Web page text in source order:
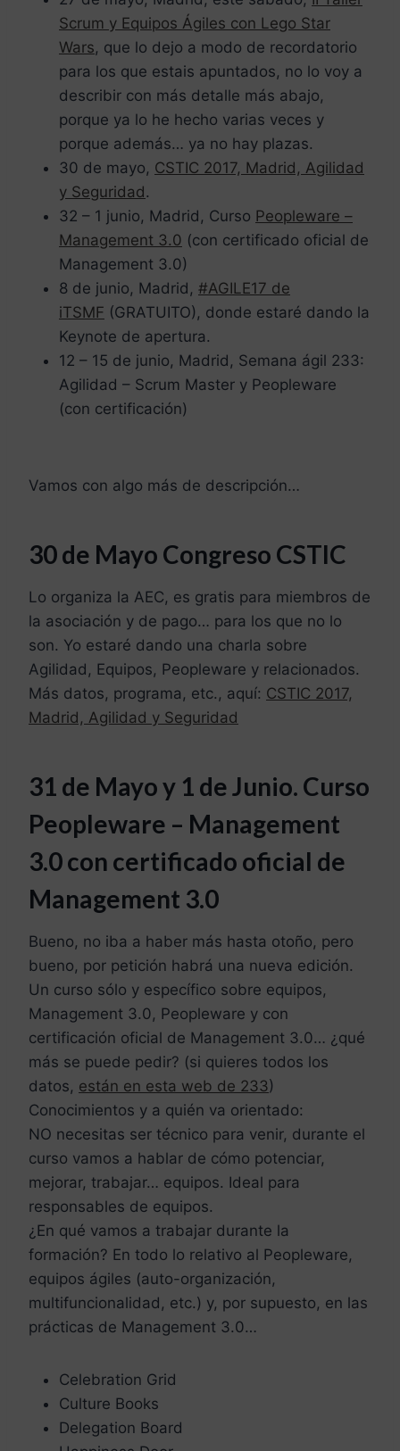
Scrum y Equipos Ágiles con Lego Star
Wars, que lo dejo a modo de recordatorio
para los que estais apuntados, no lo voy a
describir con más detalle más abajo,
porque ya lo he hecho varias veces y
porque además… ya no hay plazas.
30 de mayo, CSTIC 2017, Madrid, Agilidad
y Seguridad.
32 – 1 junio, Madrid, Curso Peopleware –
Management 3.0 (con certificado oficial de
Management 3.0)
8 de junio, Madrid, #AGILE17 de
iTSMF (GRATUITO), donde estaré dando la
Keynote de apertura.
12 – 15 de junio, Madrid, Semana ágil 233:
Agilidad – Scrum Master y Peopleware
(con certificación)
Vamos con algo más de descripción…
30 de Mayo Congreso CSTIC
Lo organiza la AEC, es gratis para miembros de
la asociación y de pago… para los que no lo
son. Yo estaré dando una charla sobre
Agilidad, Equipos, Peopleware y relacionados.
Más datos, programa, etc., aquí: CSTIC 2017,
Madrid, Agilidad y Seguridad
31 de Mayo y 1 de Junio. Curso
Peopleware – Management
3.0 con certificado oficial de
Management 3.0
Bueno, no iba a haber más hasta otoño, pero
bueno, por petición habrá una nueva edición.
Un curso sólo y específico sobre equipos,
Management 3.0, Peopleware y con
certificación oficial de Management 3.0… ¿qué
más se puede pedir? (si quieres todos los
datos, están en esta web de 233)
Conocimientos y a quién va orientado:
NO necesitas ser técnico para venir, durante el
curso vamos a hablar de cómo potenciar,
mejorar, trabajar… equipos. Ideal para
responsables de equipos.
¿En qué vamos a trabajar durante la
formación? En todo lo relativo al Peopleware,
equipos ágiles (auto-organización,
multifuncionalidad, etc.) y, por supuesto, en las
prácticas de Management 3.0…
Celebration Grid
Culture Books
Delegation Board